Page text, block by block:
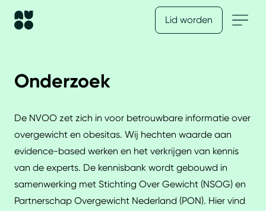
Lid worden
Onderzoek
De NVOO zet zich in voor betrouwbare informatie over
overgewicht en obesitas. Wij hechten waarde aan
evidence-based werken en het verkrijgen van kennis
van de experts. De kennisbank wordt gebouwd in
samenwerking met Stichting Over Gewicht (NSOG) en
Partnerschap Overgewicht Nederland (PON). Hier vind